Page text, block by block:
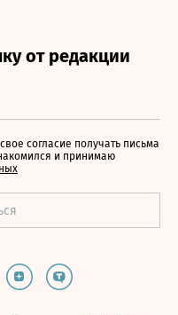
согласие получать письма
и принимаю